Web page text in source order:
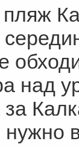
над
за